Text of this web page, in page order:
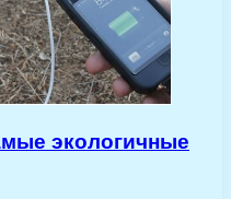
экологичные